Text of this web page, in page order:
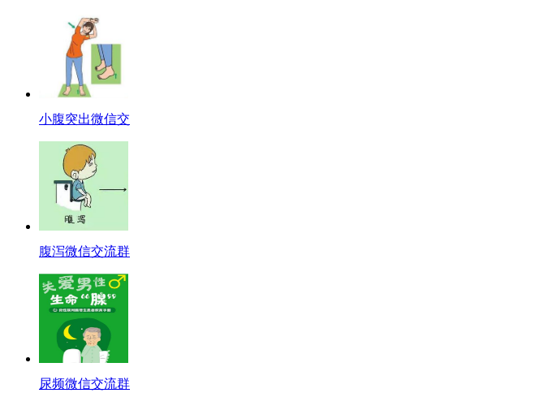
小腹突出微信交
腹泻微信交流群
尿频微信交流群